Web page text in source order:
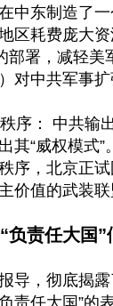
中东制造了一
区耗费庞大资
部署，减轻
对中共军事
序： 中共输
其“威权模式
序，北京正
价值的武装联
负责任大国”
导，彻底揭
责任大国”的